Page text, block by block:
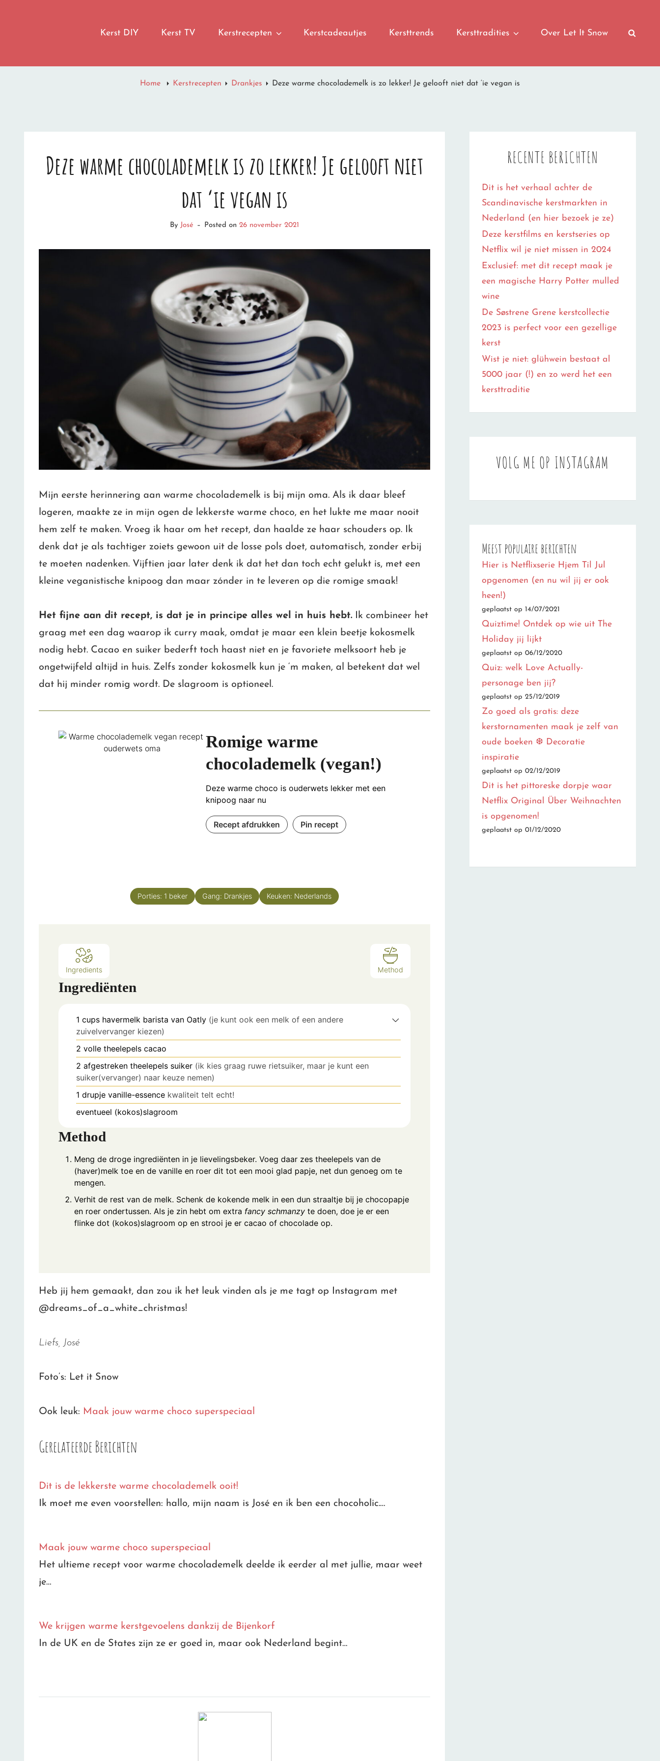
LET IT SNOWKerst DIY Kerst TV Kerstrecepten Kerstcadeautjes Kersttrends Kersttradities Over Let It Snow
Home Kerstrecepten Drankjes Deze warme chocolademelk is zo lekker! Je gelooft niet dat ‘ie vegan is
Deze warme chocolademelk is zo lekker! Je gelooft niet
dat ‘ie vegan is
ByJosé – Posted on26 november 2021
Mijn eerste herinnering aan warme chocolademelk is bij mijn oma. Als ik daar bleef
logeren, maakte ze in mijn ogen de lekkerste warme choco, en het lukte me maar nooit
hem zelf te maken. Vroeg ik haar om het recept, dan haalde ze haar schouders op. Ik
denk dat je als tachtiger zoiets gewoon uit de losse pols doet, automatisch, zonder erbij
te moeten nadenken. Vijftien jaar later denk ik dat het dan toch echt gelukt is, met een
kleine veganistische knipoog dan maar zónder in te leveren op die romige smaak!
Het fijne aan dit recept, is dat je in principe alles wel in huis hebt. Ik combineer het
graag met een dag waarop ik curry maak, omdat je maar een klein beetje kokosmelk
nodig hebt. Cacao en suiker bederft toch haast niet en je favoriete melksoort heb je
ongetwijfeld altijd in huis. Zelfs zonder kokosmelk kun je ‘m maken, al betekent dat wel
dat hij minder romig wordt. De slagroom is optioneel.
Romige warme
chocolademelk (vegan!)
Deze warme choco is ouderwets lekker met een
knipoog naar nu
Recept afdrukken Pin recept
Porties: 1 beker Gang: Drankjes Keuken: Nederlands
Ingredients Method
Ingrediënten
1 cups havermelk barista van Oatly (je kunt ook een melk of een andere
zuivelvervanger kiezen)
2 volle theelepels cacao
2 afgestreken theelepels suiker (ik kies graag ruwe rietsuiker, maar je kunt een
suiker(vervanger) naar keuze nemen)
1 drupje vanille-essence kwaliteit telt echt!
eventueel (kokos)slagroom
Method
Meng de droge ingrediënten in je lievelingsbeker. Voeg daar zes theelepels van de
(haver)melk toe en de vanille en roer dit tot een mooi glad papje, net dun genoeg om te
mengen.
Verhit de rest van de melk. Schenk de kokende melk in een dun straaltje bij je chocopapje
en roer ondertussen. Als je zin hebt om extra fancy schmanzy te doen, doe je er een
flinke dot (kokos)slagroom op en strooi je er cacao of chocolade op.
Heb jij hem gemaakt, dan zou ik het leuk vinden als je me tagt op Instagram met
@dreams_of_a_white_christmas!
Liefs, José
Foto’s: Let it Snow
Ook leuk: Maak jouw warme choco superspeciaal
Gerelateerde Berichten
Dit is de lekkerste warme chocolademelk ooit!
Ik moet me even voorstellen: hallo, mijn naam is José en ik ben een chocoholic.…
Maak jouw warme choco superspeciaal
Het ultieme recept voor warme chocolademelk deelde ik eerder al met jullie, maar weet
je…
We krijgen warme kerstgevoelens dankzij de Bijenkorf
In de UK en de States zijn ze er goed in, maar ook Nederland begint…
RECENTE BERICHTEN
Dit is het verhaal achter de
Scandinavische kerstmarkten in
Nederland (en hier bezoek je ze)
Deze kerstfilms en kerstseries op
Netflix wil je niet missen in 2024
Exclusief: met dit recept maak je
een magische Harry Potter mulled
wine
De Søstrene Grene kerstcollectie
2023 is perfect voor een gezellige
kerst
Wist je niet: glühwein bestaat al
5000 jaar (!) en zo werd het een
kersttraditie
VOLG ME OP INSTAGRAM
Meest populaire berichten
Hier is Netflixserie Hjem Til Jul
opgenomen (en nu wil jij er ook
heen!)
geplaatst op 14/07/2021
Quiztime! Ontdek op wie uit The
Holiday jij lijkt
geplaatst op 06/12/2020
Quiz: welk Love Actually-
personage ben jij?
geplaatst op 25/12/2019
Zo goed als gratis: deze
kerstornamenten maak je zelf van
oude boeken ❆ Decoratie
inspiratie
geplaatst op 02/12/2019
Dit is het pittoreske dorpje waar
Netflix Original Über Weihnachten
is opgenomen!
geplaatst op 01/12/2020